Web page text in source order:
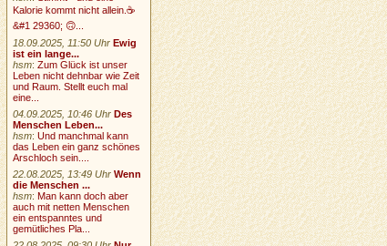
Kalorie kommt nicht allein.☕
&#1 29360; 🙃...
18.09.2025, 11:50 Uhr Ewig
ist ein lange...
hsm:Zum Glück ist unser
Leben nicht dehnbar wie Zeit
und Raum. Stellt euch mal
eine...
04.09.2025, 10:46 Uhr Des
Menschen Leben...
hsm:Und manchmal kann
das Leben ein ganz schönes
Arschloch sein....
22.08.2025, 13:49 Uhr Wenn
die Menschen ...
hsm:Man kann doch aber
auch mit netten Menschen
ein entspanntes und
gemütliches Pla...